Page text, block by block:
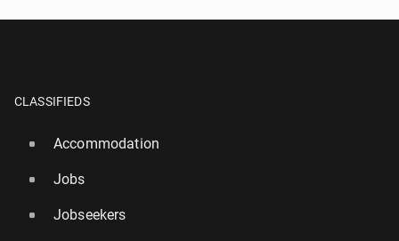
CLASSIFIEDS
Accommodation
Jobs
Jobseekers